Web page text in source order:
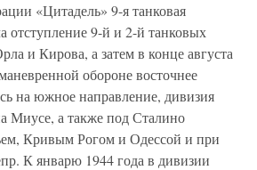
«Цитадель» 9-я танковая
отступление 9-й и 2-й танковых
и Кирова, а затем в конце августа
обороне восточнее
на южное направление, дивизия
Миусе, а также под Сталино
Кривым Рогом и Одессой и при
К январю 1944 года в дивизии